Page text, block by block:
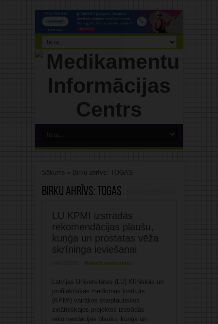
Sākums » Birku ahrīvs: TOGAS
Birku ahrīvs: TOGAS
LU KPMI izstrādās
rekomendācijas plaušu,
kuņģa un prostatas vēža
skrīninga ieviešanai
Rakstīt komentāru
Latvijas Universitātes (LU) Klīniskās un
profilaktiskās medicīnas institūts
(KPMI) vairākos starptautiskos
zinātniskajos projektos izstrādās
rekomendācijas plaušu, kuņģa un